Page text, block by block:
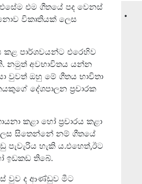
එම ගීතයේ පද වෙනස්
විකෘතියක් ලෙස
කළ පාර්ශවයන්ට එරෙහිව
නමුත් අවභාවිතය යන්න
වුවත් ඔහු මේ ගීතය භාවිතා
දේශපාලන ප‍්‍රචාරක
කළා හෝ ප‍්‍රචාරය කළා
සිතෙන්නේ නම් ගීතයේ
හැකි ය.එහෙත්,ඊට
ඉඩකඩ තිබේ.
වුව ද ආණ්ඩුව මීට
.